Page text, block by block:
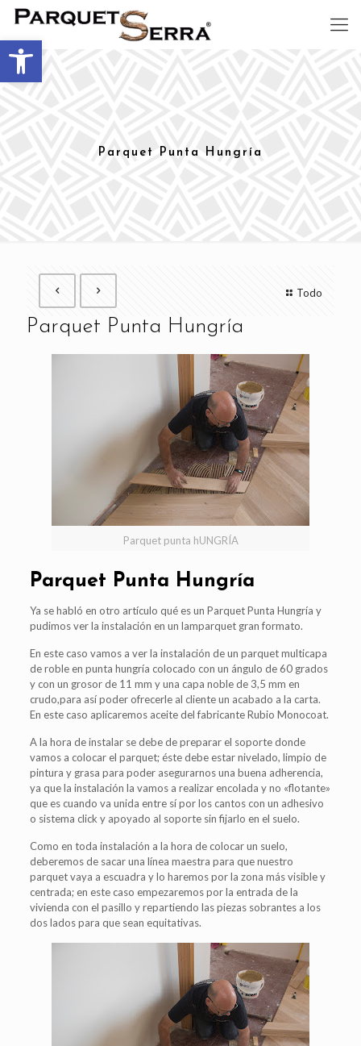
Abrir barra de herramientas
Parquet Punta Hungría
Todo
Parquet Punta Hungría
Parquet punta hUNGRÍA
Parquet Punta Hungría
Ya se habló en otro artículo qué es un Parquet Punta Hungría y
pudimos ver la instalación en un lamparquet gran formato.
En este caso vamos a ver la instalación de un parquet multicapa
de roble en punta hungría colocado con un ángulo de 60 grados
y con un grosor de 11 mm y una capa noble de 3,5 mm en
crudo,para así poder ofrecerle al cliente un acabado a la carta.
En este caso aplicaremos aceite del fabricante Rubio Monocoat.
A la hora de instalar se debe de preparar el soporte donde
vamos a colocar el parquet; éste debe estar nivelado, limpio de
pintura y grasa para poder asegurarnos una buena adherencia,
ya que la instalación la vamos a realizar encolada y no «flotante»
que es cuando va unida entre sí por los cantos con un adhesivo
o sistema click y apoyado al soporte sin fijarlo en el suelo.
Como en toda instalación a la hora de colocar un suelo,
deberemos de sacar una línea maestra para que nuestro
parquet vaya a escuadra y lo haremos por la zona más visible y
centrada; en este caso empezaremos por la entrada de la
vivienda con el pasillo y repartiendo las piezas sobrantes a los
dos lados para que sean equitativas.